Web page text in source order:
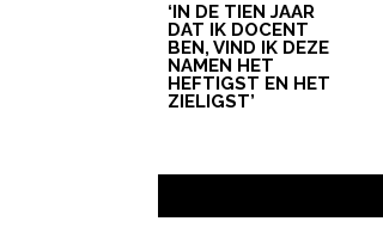
‘IN DE TIEN JAAR
DAT IK DOCENT
BEN, VIND IK DEZE
NAMEN HET
HEFTIGST EN HET
ZIELIGST’